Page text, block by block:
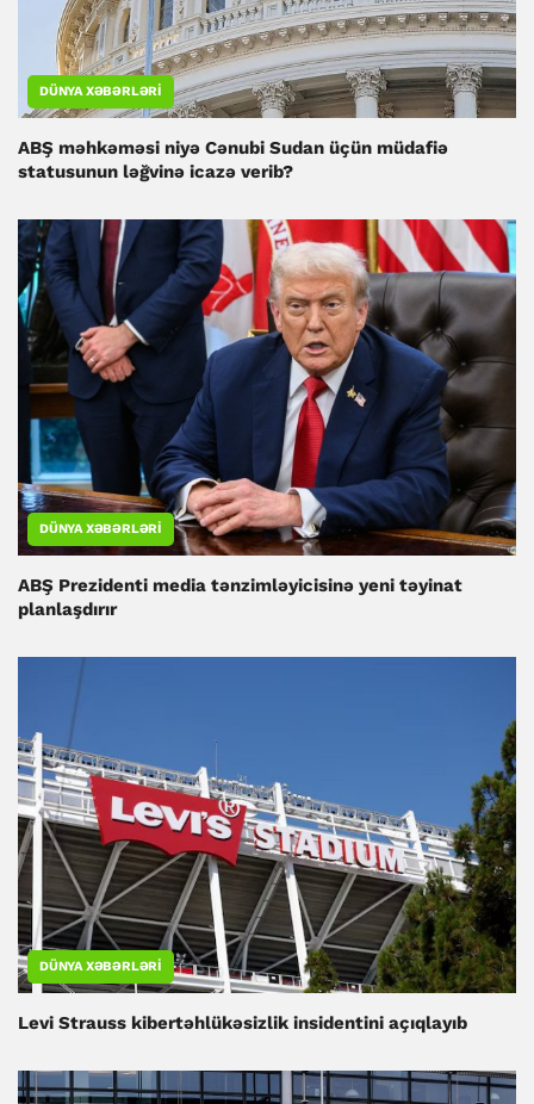
DÜNYA XƏBƏRLƏRI
ABŞ məhkəməsi niyə Cənubi Sudan üçün müdafiə
statusunun ləğvinə icazə verib?
DÜNYA XƏBƏRLƏRI
ABŞ Prezidenti media tənzimləyicisinə yeni təyinat
planlaşdırır
DÜNYA XƏBƏRLƏRI
Levi Strauss kibertəhlükəsizlik insidentini açıqlayıb